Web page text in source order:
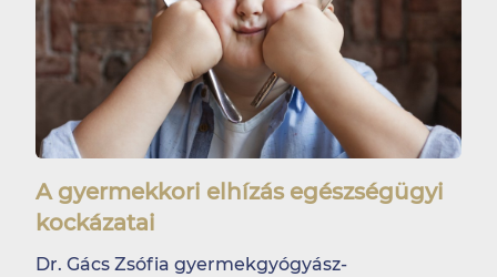
A gyermekkori elhízás egészségügyi
kockázatai
Dr. Gács Zsófia gyermekgyógyász-